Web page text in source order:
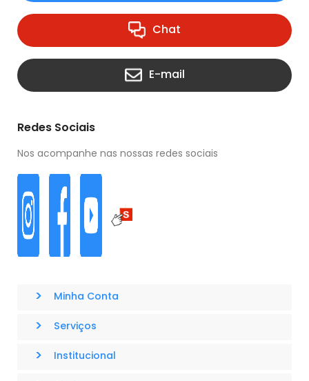
Chat
E-mail
Redes Sociais
Nos acompanhe nas nossas redes sociais
> Minha Conta
> Serviços
> Institucional